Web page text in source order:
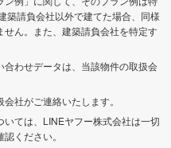
築請負会社以外で建てた場合、同様
ん。また、建築請負会社を特定す
わせデータは、当該物件の取扱会
社がご連絡いたします。
ては、LINEヤフー株式会社は一切
ください。